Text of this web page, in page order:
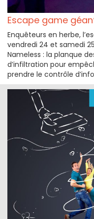
Escape game
Enquêteurs en herbe,
vendredi 24 et samedi
Nameless : la planque
d’infiltration pour
prendre le contrôle